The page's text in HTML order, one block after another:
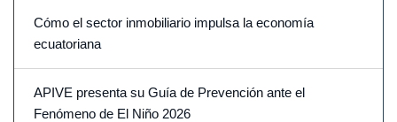
Cómo el sector inmobiliario impulsa la economía
ecuatoriana
APIVE presenta su Guía de Prevención ante el
Fenómeno de El Niño 2026